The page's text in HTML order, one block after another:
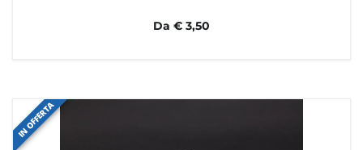
Da € 3,50
IN OFFERTA